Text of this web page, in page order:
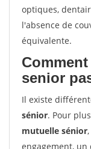
optiques,
l'absence de
équivalente.
senior
Il existe
sénior. Pour
mutuelle sénior
engagement, un